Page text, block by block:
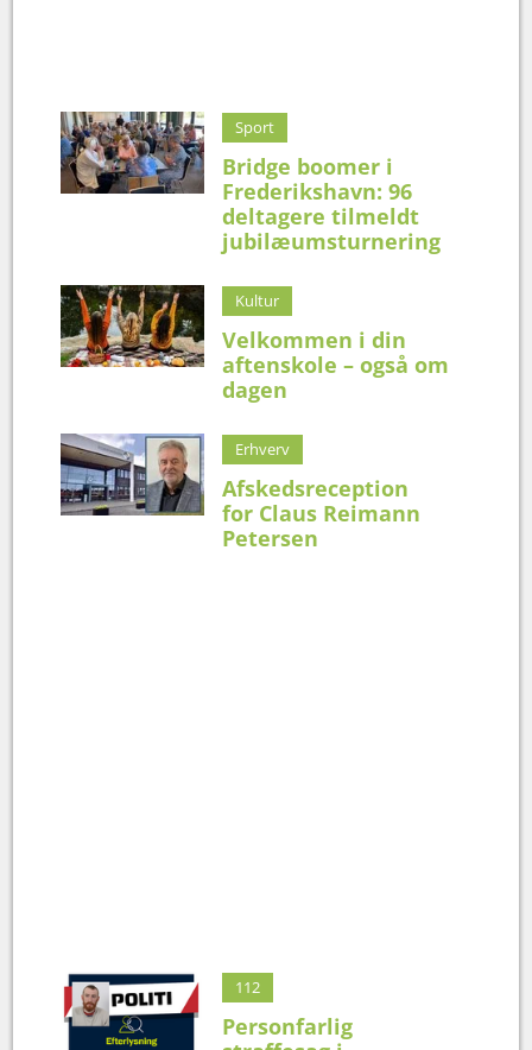
Sport
Bridge boomer i
Frederikshavn: 96
deltagere tilmeldt
jubilæumsturnering
Kultur
Velkommen i din
aftenskole – også om
dagen
Erhverv
Afskedsreception
for Claus Reimann
Petersen
112
Personfarlig